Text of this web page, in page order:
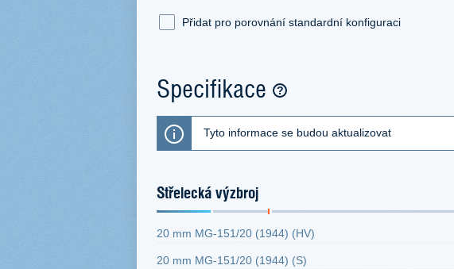
Přidat pro porovnání standardní konfiguraci
Specifikace
Tyto informace se budou aktualizovat
Střelecká výzbroj
20 mm MG-151/20 (1944) (HV)
20 mm MG-151/20 (1944) (S)